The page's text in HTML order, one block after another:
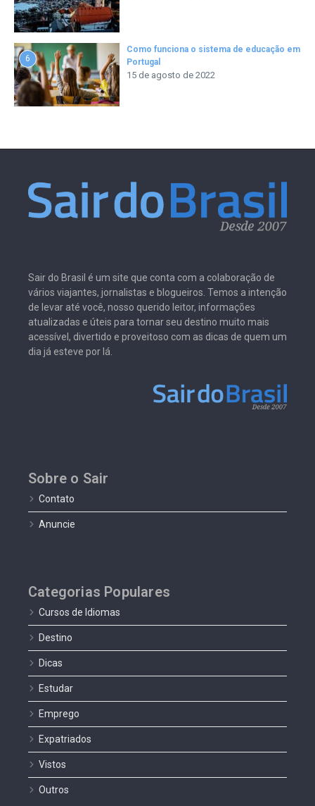
6
Como funciona o sistema de educação em
Portugal
15 de agosto de 2022
Sair do Brasil é um site que conta com a colaboração de
vários viajantes, jornalistas e blogueiros. Temos a intenção
de levar até você, nosso querido leitor, informações
atualizadas e úteis para tornar seu destino muito mais
acessível, divertido e proveitoso com as dicas de quem um
dia já esteve por lá.
Sobre o Sair
Contato
Anuncie
Categorias Populares
Cursos de Idiomas
Destino
Dicas
Estudar
Emprego
Expatriados
Vistos
Outros